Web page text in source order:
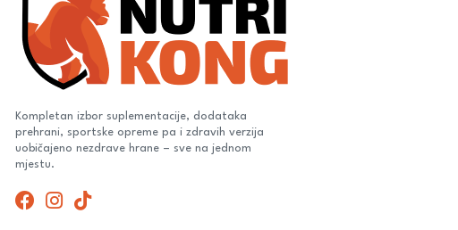
Kompletan izbor suplementacije, dodataka
prehrani, sportske opreme pa i zdravih verzija
uobičajeno nezdrave hrane – sve na jednom
mjestu.